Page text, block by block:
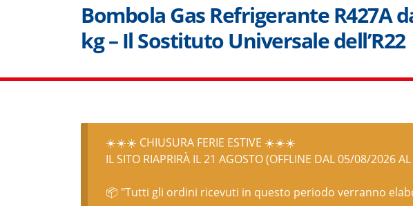
Bombola Gas Refrigerante R427A
kg – Il Sostituto Universale dell’R22
☀️☀️☀️ CHIUSURA FERIE ESTIVE ☀️☀️☀️
IL SITO RIAPRIRÀ IL 21 AGOSTO (OFFLINE DAL 05/08/2026
📦 "Tutti gli ordini ricevuti in questo periodo verranno